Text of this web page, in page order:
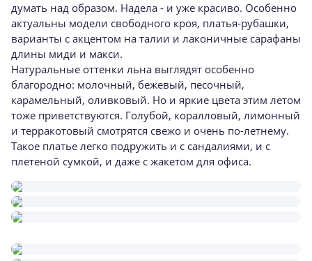
думать над образом. Надела - и уже красиво. Особенно
актуальны модели свободного кроя, платья-рубашки,
варианты с акцентом на талии и лаконичные сарафаны
длины миди и макси.
Натуральные оттенки льна выглядят особенно
благородно: молочный, бежевый, песочный,
карамельный, оливковый. Но и яркие цвета этим летом
тоже приветствуются. Голубой, коралловый, лимонный
и терракотовый смотрятся свежо и очень по-летнему.
Такое платье легко подружить и с сандалиями, и с
плетеной сумкой, и даже с жакетом для офиса.